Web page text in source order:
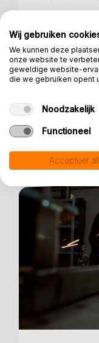
Wij gebruiken
We kunnen deze
onze website te
geweldige website-
die we gebruiken opent
Noodzakelijk
Functioneel
Accepteer